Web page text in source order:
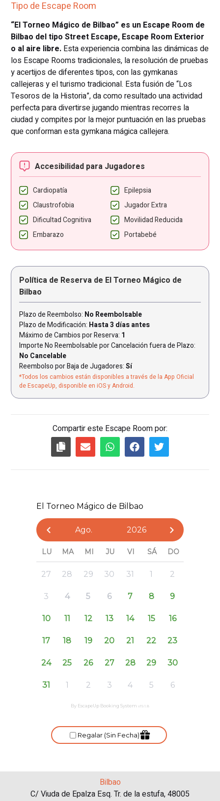
Tipo de Escape Room
“El Torneo Mágico de Bilbao” es un Escape Room de
Bilbao del tipo Street Escape, Escape Room Exterior
o al aire libre. Esta experiencia combina las dinámicas de
los Escape Rooms tradicionales, la resolución de pruebas
y acertijos de diferentes tipos, con las gymkanas
callejeras y el turismo tradicional. Esta fusión de “Los
Tesoros de la Historia”, da como resultado una actividad
perfecta para divertirse jugando mientras recorres la
ciudad y compites por la mejor puntuación en las pruebas
que conforman esta gymkana mágica callejera.
Accesibilidad para Jugadores
Cardiopatía
Epilepsia
Claustrofobia
Jugador Extra
Dificultad Cognitiva
Movilidad Reducida
Embarazo
Portabebé
Política de Reserva de El Torneo Mágico de
Bilbao
Plazo de Reembolso: No Reembolsable
Plazo de Modificación: Hasta 3 días antes
Máximo de Cambios por Reserva: 1
Importe No Reembolsable por Cancelación fuera de Plazo:
No Cancelable
Reembolso por Baja de Jugadores: Sí
*Todos los cambios están disponibles a través de la App Oficial
de EscapeUp, disponible en iOS y Android.
Compartir este Escape Room por:
Bilbao
C/ Viuda de Epalza Esq. Tr. de la estufa, 48005